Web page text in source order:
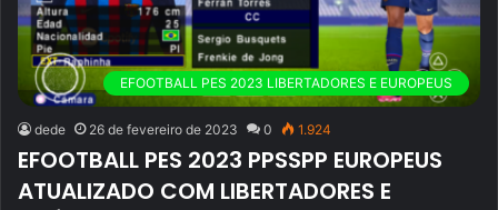
EFOOTBALL PES 2023 LIBERTADORES E EUROPEUS
dede 26 de fevereiro de 2023 0 1.924
EFOOTBALL PES 2023 PPSSPP EUROPEUS
ATUALIZADO COM LIBERTADORES E